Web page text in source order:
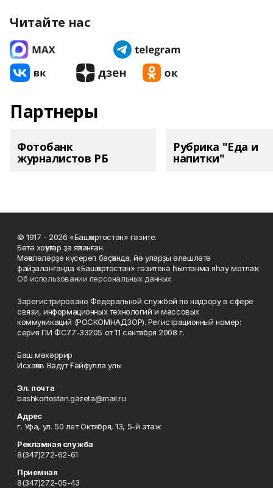
Читайте нас
Партнеры
Фотобанк
журналистов РБ
Рубрика "Еда и
напитки"
© 1917 - 2026 «Башҡортостан» гәзите.
Бөтә хоҡуҡтар ҙа яҡланған.
Мәҡәләләрҙе күсереп баҫҡанда, йә уларҙы өлөшләтә
файҙаланғанда «Башҡортостан» гәзитенә һылтанма яһау мотлаҡ.
Об использовании персональных данных
Зарегистрировано Федеральной службой по надзору в сфере
связи, информационных технологий и массовых
коммуникаций (РОСКОМНАДЗОР). Регистрационный номер:
серия ПИ ФС77-33205 от 11 сентября 2008 г.
Баш мөхәррир
Исхаҡов Вәдүт Ғәйфулла улы
Эл. почта
bashkortostan.gazeta@mail.ru
Адрес
г. Уфа, ул. 50 лет Октября, 13, 5-й этаж
Рекламная служба
8(347)272-62-61
Приемная
8(347)272-05-43